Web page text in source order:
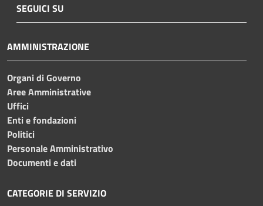
SEGUICI SU
AMMINISTRAZIONE
Organi di Governo
Aree Amministrative
Uffici
Enti e fondazioni
Politici
Personale Amministrativo
Documenti e dati
CATEGORIE DI SERVIZIO